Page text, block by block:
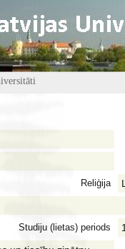
Reliģija
Studiju (lietas) periods